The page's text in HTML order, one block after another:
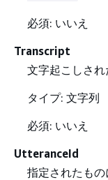
必須: いいえ
Transcript
文字起こしされ
タイプ: 文字列
必須: いいえ
UtteranceId
指定されたも